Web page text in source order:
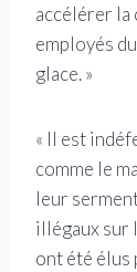
accélérer
employés
glace. »
« Il est
comme le
leur
illégaux sur
ont été élus